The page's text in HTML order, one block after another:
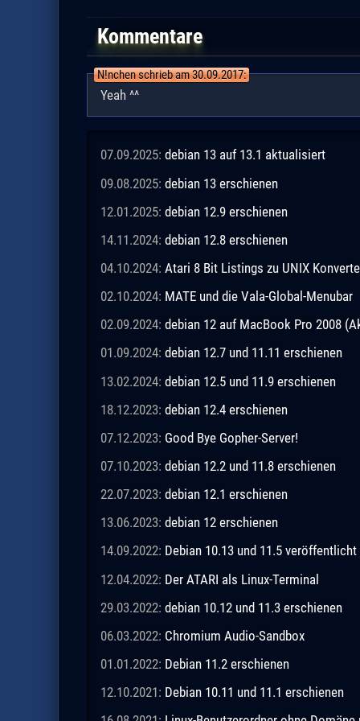
Kommentare
N!nchen schrieb am 30.09.2017:
Yeah ^^
07.09.2025: debian 13 auf 13.1 aktualisiert
09.08.2025: debian 13 erschienen
12.01.2025: debian 12.9 erschienen
14.11.2024: debian 12.8 erschienen
04.10.2024: Atari 8 Bit Listings zu UNIX
02.10.2024: MATE und die Vala-Global-Menubar
02.09.2024: debian 12 auf MacBook Pro 2008
01.09.2024: debian 12.7 und 11.11 erschienen
13.02.2024: debian 12.5 und 11.9 erschienen
18.12.2023: debian 12.4 erschienen
07.12.2023: Good Bye Gopher-Server!
07.10.2023: debian 12.2 und 11.8 erschienen
22.07.2023: debian 12.1 erschienen
13.06.2023: debian 12 erschienen
14.09.2022: Debian 10.13 und 11.5 veröffentlicht
12.04.2022: Der ATARI als Linux-Terminal
29.03.2022: debian 10.12 und 11.3 erschienen
06.03.2022: Chromium Audio-Sandbox
01.01.2022: Debian 11.2 erschienen
12.10.2021: Debian 10.11 und 11.1 erschienen